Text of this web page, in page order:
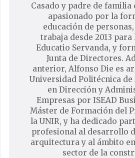
Casado y padre de familia
apasionado por la
educación de
trabaja desde 2013
Educatio Servanda, y
Junta de Directores.
anterior, Alfonso Die es
Universidad Politécnica
en Dirección y
Empresas por ISEAD
Máster de Formación del
la UNIR, y ha dedicado
profesional al desarrollo
arquitectura y al ámbito
sector de la